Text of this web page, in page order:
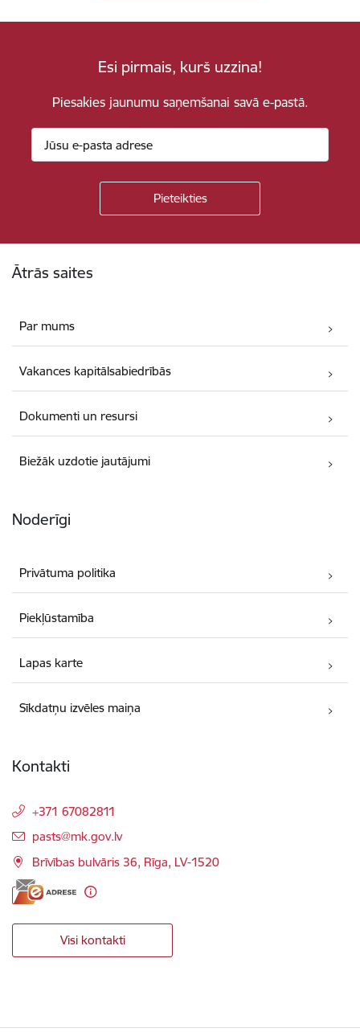
Esi pirmais, kurš uzzina!
Piesakies jaunumu saņemšanai savā e-pastā.
Ātrās saites
Par mums
Vakances kapitālsabiedrībās
Dokumenti un resursi
Biežāk uzdotie jautājumi
Noderīgi
Privātuma politika
Piekļūstamība
Lapas karte
Sīkdatņu izvēles maiņa
Kontakti
+371 67082811
E-pasts:
pasts@mk.gov.lv
Brīvības bulvāris 36, Rīga, LV-1520
Visi kontakti